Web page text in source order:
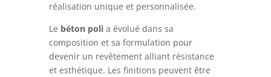
réalisation unique et personnalisée.
Le béton polia évolué dans sa
composition et sa formulation pour
devenir un revêtement alliant résistance
et esthétique. Les finitions peuvent être